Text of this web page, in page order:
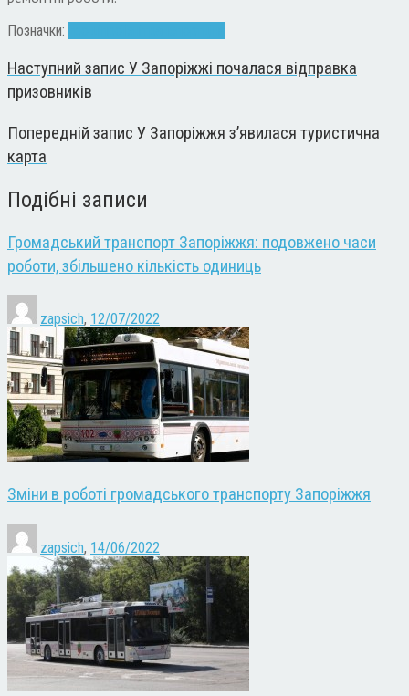
Позначки:
Наступний запис У Запоріжжі почалася відправка
призовників
Попередній запис У Запоріжжя з’явилася туристична
карта
Подібні записи
Громадський транспорт Запоріжжя: подовжено часи
роботи, збільшено кількість одиниць
zapsich, 12/07/2022
Зміни в роботі громадського транспорту Запоріжжя
zapsich, 14/06/2022